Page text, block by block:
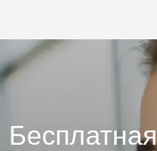
Бесплатная